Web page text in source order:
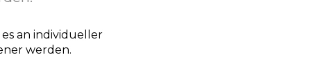
an individueller
werden.